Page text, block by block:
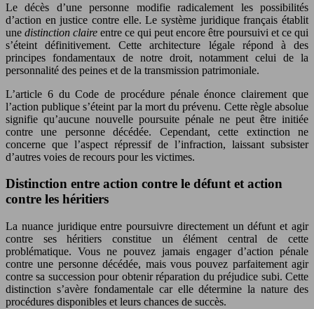
Le décès d’une personne modifie radicalement les possibilités
d’action en justice contre elle. Le système juridique français établit
une distinction claire entre ce qui peut encore être poursuivi et ce qui
s’éteint définitivement. Cette architecture légale répond à des
principes fondamentaux de notre droit, notamment celui de la
personnalité des peines et de la transmission patrimoniale.
L’article 6 du Code de procédure pénale énonce clairement que
l’action publique s’éteint par la mort du prévenu. Cette règle absolue
signifie qu’aucune nouvelle poursuite pénale ne peut être initiée
contre une personne décédée. Cependant, cette extinction ne
concerne que l’aspect répressif de l’infraction, laissant subsister
d’autres voies de recours pour les victimes.
Distinction entre action contre le défunt et action
contre les héritiers
La nuance juridique entre poursuivre directement un défunt et agir
contre ses héritiers constitue un élément central de cette
problématique. Vous ne pouvez jamais engager d’action pénale
contre une personne décédée, mais vous pouvez parfaitement agir
contre sa succession pour obtenir réparation du préjudice subi. Cette
distinction s’avère fondamentale car elle détermine la nature des
procédures disponibles et leurs chances de succès.